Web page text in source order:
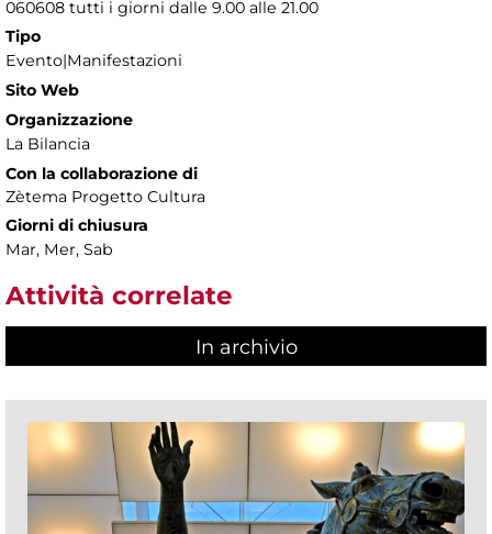
060608 tutti i giorni dalle 9.00 alle 21.00
Tipo
Evento|Manifestazioni
Sito Web
Organizzazione
La Bilancia
Con la collaborazione di
Zètema Progetto Cultura
Giorni di chiusura
Mar, Mer, Sab
Attività correlate
In archivio